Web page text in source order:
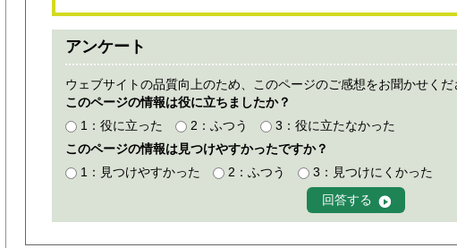
アンケート
ウェブサイトの品質向上のため、このページのご感想をお聞かせくだ
このページの情報は役に立ちましたか？
1：役に立った
2：ふつう
3：役に立たなかった
このページの情報は見つけやすかったですか？
1：見つけやすかった
2：ふつう 3：見つけにくかった